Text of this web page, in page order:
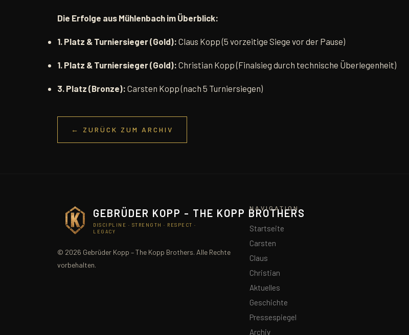
Die Erfolge aus Mühlenbach im Überblick:
1. Platz & Turniersieger (Gold): Claus Kopp (5 vorzeitige Siege vor der Pause)
1. Platz & Turniersieger (Gold): Christian Kopp (Finalsieg durch technische Überlegenheit)
3. Platz (Bronze): Carsten Kopp (nach 5 Turniersiegen)
← ZURÜCK ZUM ARCHIV
GEBRÜDER KOPP - THE KOPP BROTHERS
DISCIPLINE · STRENGTH · RESPECT ·
LEGACY
© 2026 Gebrüder Kopp – The Kopp Brothers. Alle Rechte
vorbehalten.
NAVIGATION
Startseite
Carsten
Claus
Christian
Aktuelles
Geschichte
Pressespiegel
Archiv